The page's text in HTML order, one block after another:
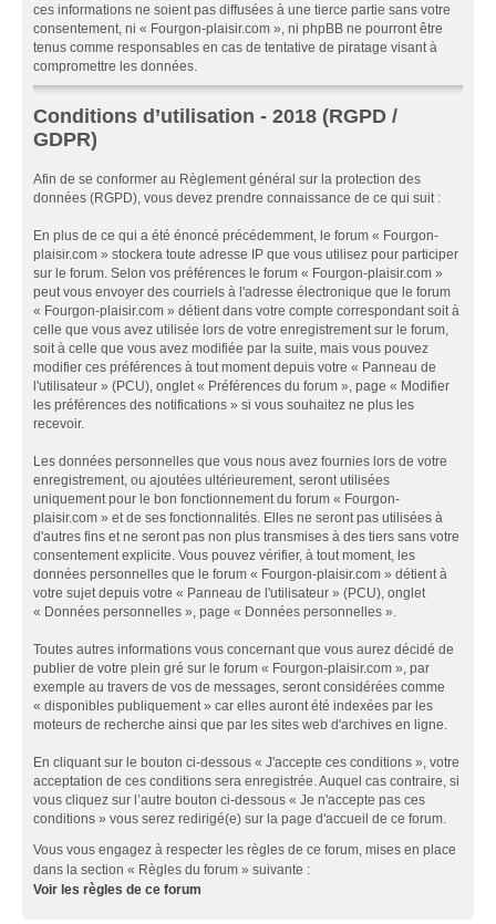
ces informations ne soient pas diffusées à une tierce partie sans votre
consentement, ni « Fourgon-plaisir.com », ni phpBB ne pourront être
tenus comme responsables en cas de tentative de piratage visant à
compromettre les données.
Conditions d’utilisation - 2018 (RGPD /
GDPR)
Afin de se conformer au Règlement général sur la protection des
données (RGPD), vous devez prendre connaissance de ce qui suit :
En plus de ce qui a été énoncé précédemment, le forum « Fourgon-
plaisir.com » stockera toute adresse IP que vous utilisez pour participer
sur le forum. Selon vos préférences le forum « Fourgon-plaisir.com »
peut vous envoyer des courriels à l'adresse électronique que le forum
« Fourgon-plaisir.com » détient dans votre compte correspondant soit à
celle que vous avez utilisée lors de votre enregistrement sur le forum,
soit à celle que vous avez modifiée par la suite, mais vous pouvez
modifier ces préférences à tout moment depuis votre « Panneau de
l'utilisateur » (PCU), onglet « Préférences du forum », page « Modifier
les préférences des notifications » si vous souhaitez ne plus les
recevoir.
Les données personnelles que vous nous avez fournies lors de votre
enregistrement, ou ajoutées ultérieurement, seront utilisées
uniquement pour le bon fonctionnement du forum « Fourgon-
plaisir.com » et de ses fonctionnalités. Elles ne seront pas utilisées à
d'autres fins et ne seront pas non plus transmises à des tiers sans votre
consentement explicite. Vous pouvez vérifier, à tout moment, les
données personnelles que le forum « Fourgon-plaisir.com » détient à
votre sujet depuis votre « Panneau de l'utilisateur » (PCU), onglet
« Données personnelles », page « Données personnelles ».
Toutes autres informations vous concernant que vous aurez décidé de
publier de votre plein gré sur le forum « Fourgon-plaisir.com », par
exemple au travers de vos de messages, seront considérées comme
« disponibles publiquement » car elles auront été indexées par les
moteurs de recherche ainsi que par les sites web d'archives en ligne.
En cliquant sur le bouton ci-dessous « J'accepte ces conditions », votre
acceptation de ces conditions sera enregistrée. Auquel cas contraire, si
vous cliquez sur l’autre bouton ci-dessous « Je n'accepte pas ces
conditions » vous serez redirigé(e) sur la page d'accueil de ce forum.
Vous vous engagez à respecter les règles de ce forum, mises en place
dans la section « Règles du forum » suivante :
Voir les règles de ce forum